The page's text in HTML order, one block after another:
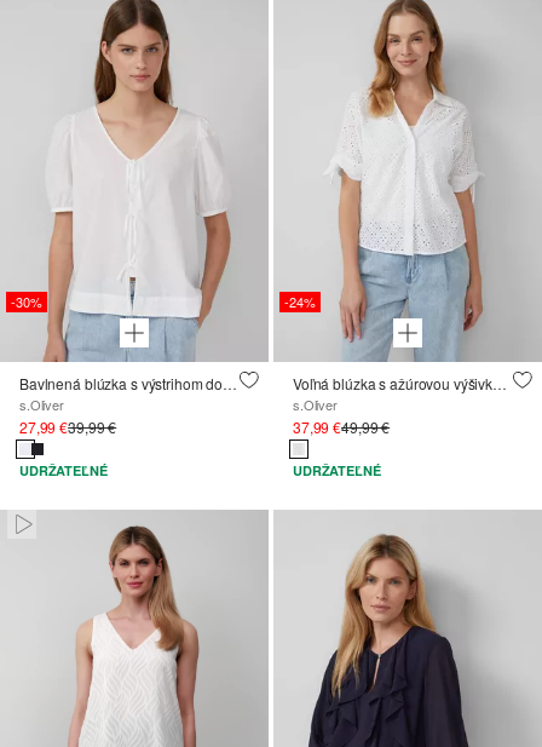
-30%
Bavlnená blúzka s výstrihom do V a naberanými rukávmi
s.Oliver
27,99 €39,99 €
UDRŽATEĽNÉ
-24%
Voľná blúzka s ažúrovou výšivkou a detailom zauzlenia
s.Oliver
37,99 €49,99 €
UDRŽATEĽNÉ
Paused • Muted